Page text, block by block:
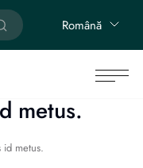
Română
metus.
id metus.